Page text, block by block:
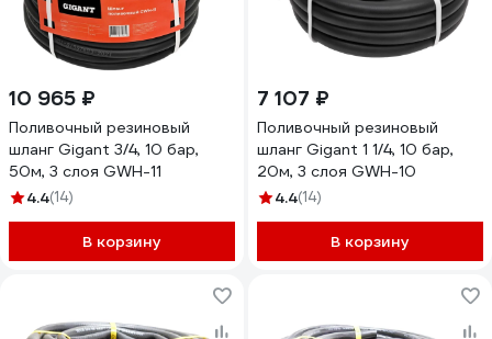
10 965 ₽
Поливочный резиновый
шланг Gigant 3/4, 10 бар,
50м, 3 слоя GWH-11
4.4(14)
В корзину
7 107 ₽
Поливочный резиновый
шланг Gigant 1 1/4, 10 бар,
20м, 3 слоя GWH-10
4.4(14)
В корзину